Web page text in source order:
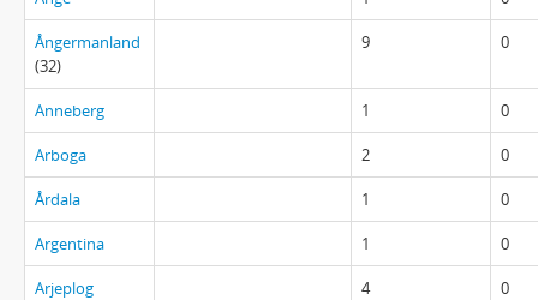
Ångermanland
(32)
9 0
Anneberg 1 0
Arboga 2 0
Årdala 1 0
Argentina 1 0
Arjeplog 4 0